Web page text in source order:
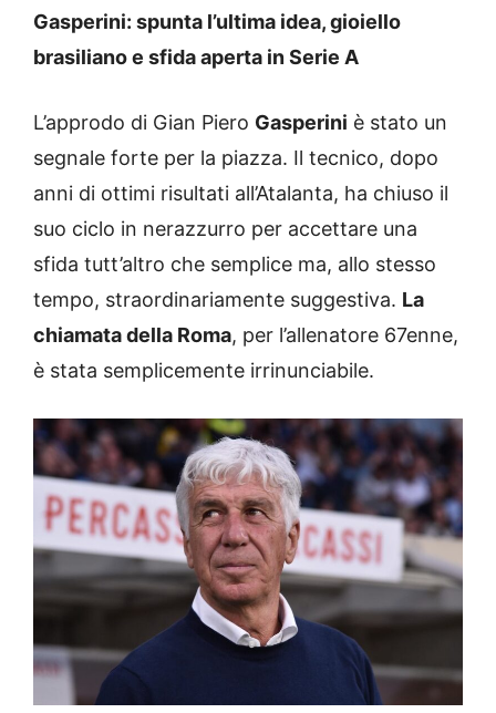
Gasperini: spunta l’ultima idea, gioiello
brasiliano e sfida aperta in Serie A
L’approdo di Gian Piero Gasperini è stato un
segnale forte per la piazza. Il tecnico, dopo
anni di ottimi risultati all’Atalanta, ha chiuso il
suo ciclo in nerazzurro per accettare una
sfida tutt’altro che semplice ma, allo stesso
tempo, straordinariamente suggestiva. La
chiamata della Roma, per l’allenatore 67enne,
è stata semplicemente irrinunciabile.